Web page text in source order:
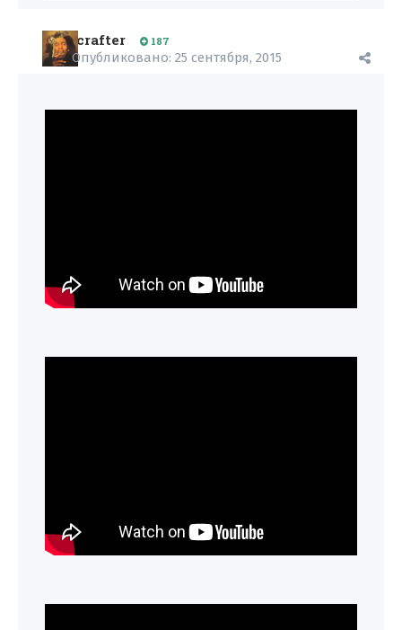
crafter 187
Опубликовано: 25 сентября, 2015